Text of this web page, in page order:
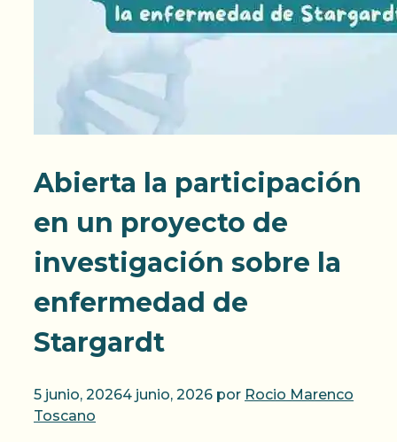
Abierta la participación
en un proyecto de
investigación sobre la
enfermedad de
Stargardt
5 junio, 20264 junio, 2026 por Rocio Marenco
Toscano